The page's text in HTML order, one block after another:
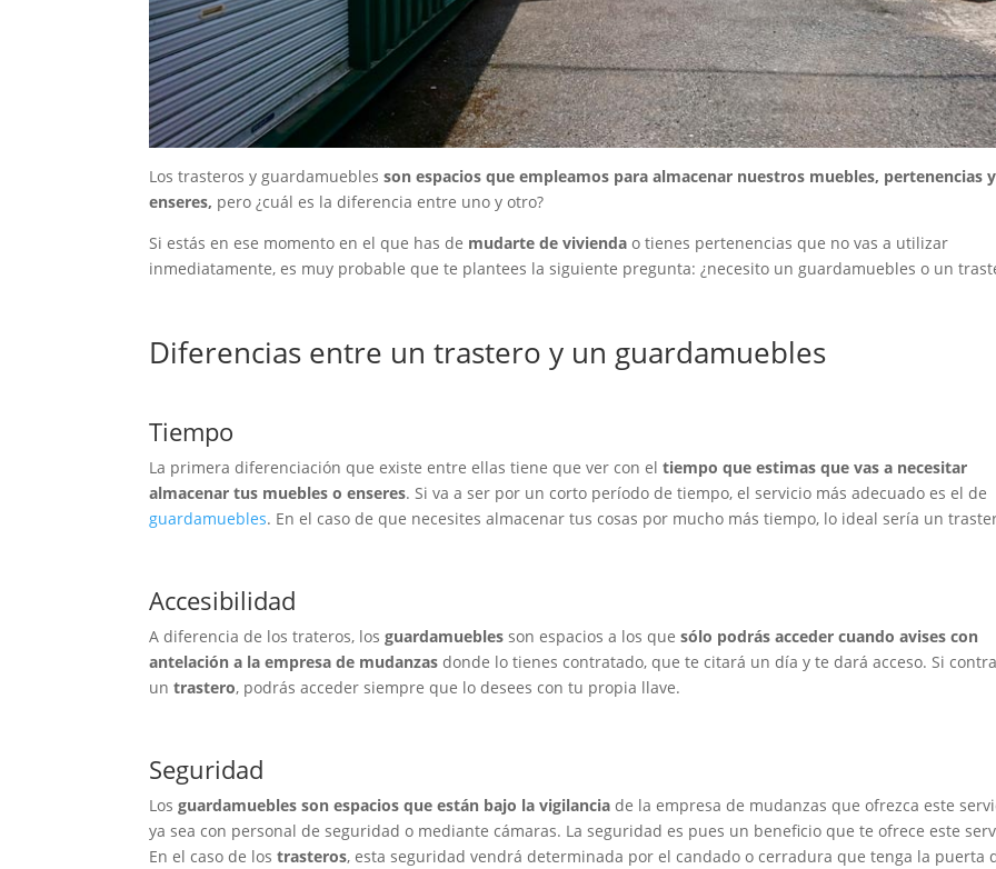
Los trasteros y guardamueblesson espacios que empleamos para almacenar nuestros muebles, pertenencias y
enseres, pero ¿cuál es la diferencia entre uno y otro?
Si estás en ese momento en el que has de mudarte de vivienda o tienes pertenencias que no vas a utilizar
inmediatamente, es muy probable que te plantees la siguiente pregunta: ¿necesito un guardamuebles o un
Diferencias entre un trastero y un guardamuebles
Tiempo
La primera diferenciación que existe entre ellas tiene que ver con eltiempo que estimas que vas a necesitar
almacenar tus muebles o enseres. Si va a ser por un corto período de tiempo, el servicio más adecuado es el de
guardamuebles. En el caso de que necesites almacenar tus cosas por mucho más tiempo, lo ideal sería un
Accesibilidad
A diferencia de los trateros, losguardamuebles son espacios a los quesólo podrás acceder cuando avises con
antelación a la empresa de mudanzas donde lo tienes contratado, que te citará un día y te dará acceso. Si
untrastero, podrás acceder siempre que lo desees con tu propia llave.
Seguridad
Losguardamuebles son espacios que están bajo la vigilancia de la empresa de mudanzas que ofrezca este
ya sea con personal de seguridad o mediante cámaras. La seguridad es pues un beneficio que te ofrece este
En el caso de lostrasteros, esta seguridad vendrá determinada por el candado o cerradura que tenga la puerta